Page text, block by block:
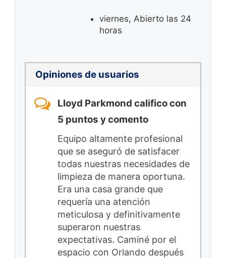
viernes, Abierto las 24
horas
Opiniones de usuarios
Lloyd Parkmond califico con
5 puntos y comento
Equipo altamente profesional
que se aseguró de satisfacer
todas nuestras necesidades de
limpieza de manera oportuna.
Era una casa grande que
requería una atención
meticulosa y definitivamente
superaron nuestras
expectativas. Caminé por el
espacio con Orlando después